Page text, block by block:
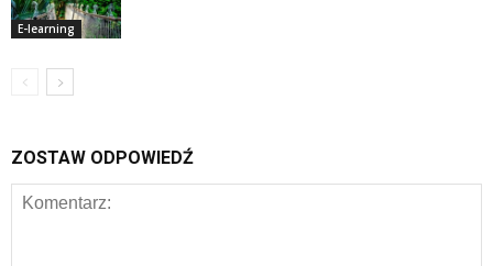
E-learning
ZOSTAW ODPOWIEDŹ